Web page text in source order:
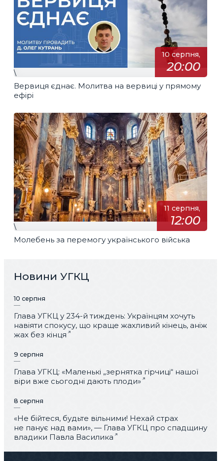
10 серпня,
20:00
\
Вервиця єднає. Молитва на вервиці у прямому
ефірі
11 серпня,
12:00
\
Молебень за перемогу українського війська
Новини УГКЦ
10 серпня
Глава УГКЦ у 234-й тиждень: Українцям хочуть
навіяти спокусу, що краще жахливий кінець, аніж
жах без кінця
9 серпня
Глава УГКЦ: «Маленькі „зернятка гірчиці“ нашої
віри вже сьогодні дають плоди»
8 серпня
«Не бійтеся, будьте вільними! Нехай страх
не панує над вами», — Глава УГКЦ про спадщину
владики Павла Василика